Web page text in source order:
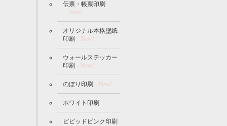
伝票・帳票印刷
New!
オリジナル本格壁紙
印刷
New!
ウォールステッカー
印刷
New!
のぼり印刷 New!
ホワイト印刷
ビビッドピンク印刷